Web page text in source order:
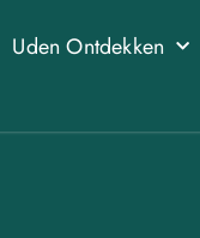
Uden Ontdekken